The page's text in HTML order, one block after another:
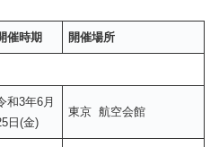
催時期 開催場所
和3年6月
日(金)
東京 航空会館